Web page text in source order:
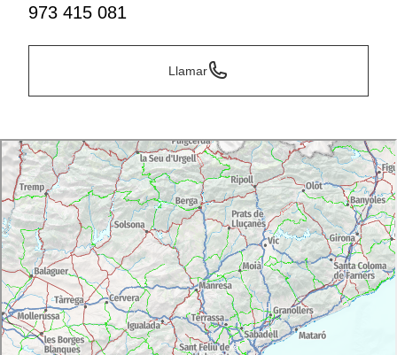
973 415 081
Llamar